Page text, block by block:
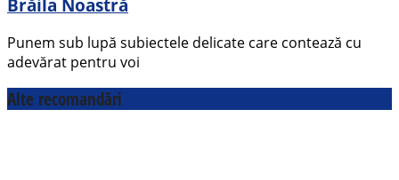
Brăila Noastră
Punem sub lupă subiectele delicate care contează cu
adevărat pentru voi
Alte recomandări